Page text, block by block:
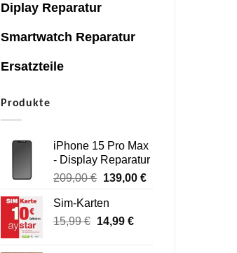
Diplay Reparatur
Smartwatch Reparatur
Ersatzteile
Produkte
iPhone 15 Pro Max
- Display Reparatur
209,00€ Ursprünglicher
war:
209,00 €
139,00 €Aktueller
Sim-Karten
15,99€ Ursprünglicher
14,99 €Aktueller